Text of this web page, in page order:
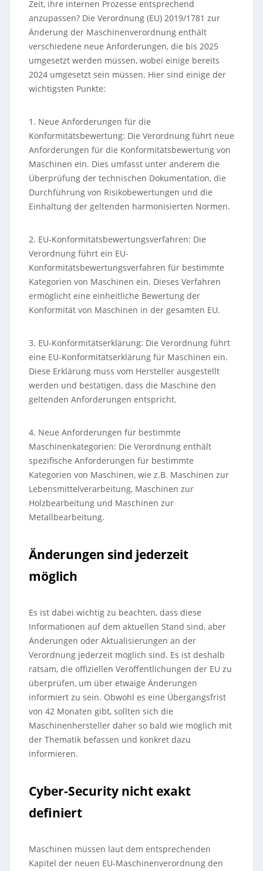
Zeit, ihre internen Prozesse entsprechend
anzupassen? Die Verordnung (EU) 2019/1781 zur
Änderung der Maschinenverordnung enthält
verschiedene neue Anforderungen, die bis 2025
umgesetzt werden müssen, wobei einige bereits
2024 umgesetzt sein müssen. Hier sind einige der
wichtigsten Punkte:
1. Neue Anforderungen für die
Konformitätsbewertung: Die Verordnung führt neue
Anforderungen für die Konformitätsbewertung von
Maschinen ein. Dies umfasst unter anderem die
Überprüfung der technischen Dokumentation, die
Durchführung von Risikobewertungen und die
Einhaltung der geltenden harmonisierten Normen.
2. EU-Konformitätsbewertungsverfahren: Die
Verordnung führt ein EU-
Konformitätsbewertungsverfahren für bestimmte
Kategorien von Maschinen ein. Dieses Verfahren
ermöglicht eine einheitliche Bewertung der
Konformität von Maschinen in der gesamten EU.
3. EU-Konformitätserklärung: Die Verordnung führt
eine EU-Konformitätserklärung für Maschinen ein.
Diese Erklärung muss vom Hersteller ausgestellt
werden und bestätigen, dass die Maschine den
geltenden Anforderungen entspricht.
4. Neue Anforderungen für bestimmte
Maschinenkategorien: Die Verordnung enthält
spezifische Anforderungen für bestimmte
Kategorien von Maschinen, wie z.B. Maschinen zur
Lebensmittelverarbeitung, Maschinen zur
Holzbearbeitung und Maschinen zur
Metallbearbeitung.
Änderungen sind jederzeit
möglich
Es ist dabei wichtig zu beachten, dass diese
Informationen auf dem aktuellen Stand sind, aber
Änderungen oder Aktualisierungen an der
Verordnung jederzeit möglich sind. Es ist deshalb
ratsam, die offiziellen Veröffentlichungen der EU zu
überprüfen, um über etwaige Änderungen
informiert zu sein. Obwohl es eine Übergangsfrist
von 42 Monaten gibt, sollten sich die
Maschinenhersteller daher so bald wie möglich mit
der Thematik befassen und konkret dazu
informieren.
Cyber-Security nicht exakt
definiert
Maschinen müssen laut dem entsprechenden
Kapitel der neuen EU-Maschinenverordnung den